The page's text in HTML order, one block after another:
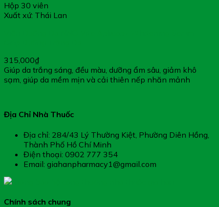
Hộp 30 viên
Xuất xứ: Thái Lan
315,000₫
Giúp da trắng sáng, đều màu, dưỡng ẩm sâu, giảm khô
sạm, giúp da mềm mịn và cải thiên nếp nhăn mảnh
Địa Chỉ Nhà Thuốc
Địa chỉ: 284/43 Lý Thường Kiệt, Phường Diên Hồng,
Thành Phố Hồ Chí Minh
Điện thoại: 0902 777 354
Email: giahanpharmacy1@gmail.com
Chính sách chung